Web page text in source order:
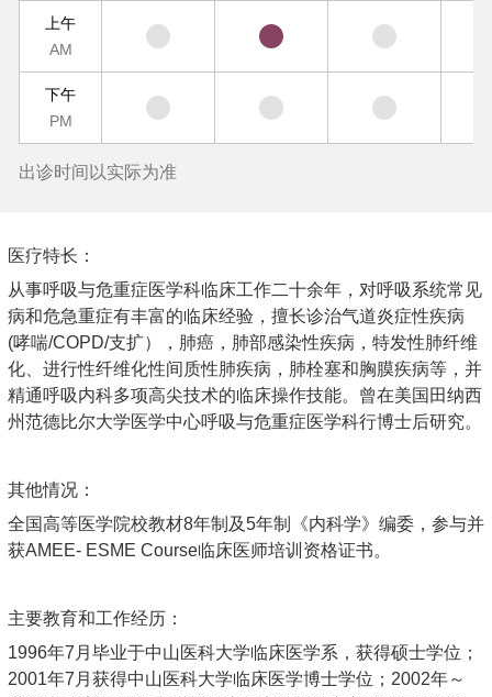
上午
AM
下午
PM
出诊时间以实际为准
医疗特长：
从事呼吸与危重症医学科临床工作二十余年，对呼吸系统常见
病和危急重症有丰富的临床经验，擅长诊治气道炎症性疾病
(哮喘/COPD/支扩），肺癌，肺部感染性疾病，特发性肺纤维
化、进行性纤维化性间质性肺疾病，肺栓塞和胸膜疾病等，并
精通呼吸内科多项高尖技术的临床操作技能。曾在美国田纳西
州范德比尔大学医学中心呼吸与危重症医学科行博士后研究。
其他情况：
全国高等医学院校教材8年制及5年制《内科学》编委，参与并
获AMEE- ESME Course临床医师培训资格证书。
主要教育和工作经历：
1996年7月毕业于中山医科大学临床医学系，获得硕士学位；
2001年7月获得中山医科大学临床医学博士学位；2002年～